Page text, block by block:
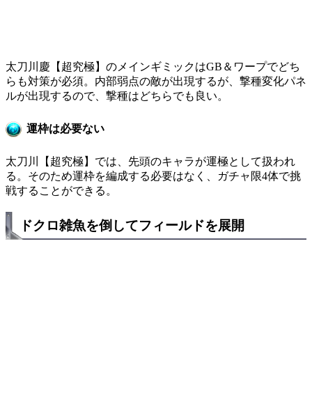
太刀川慶【超究極】のメインギミックはGB＆ワープでどち
らも対策が必須。内部弱点の敵が出現するが、撃種変化パネ
ルが出現するので、撃種はどちらでも良い。
運枠は必要ない
太刀川【超究極】では、先頭のキャラが運極として扱われ
る。そのため運枠を編成する必要はなく、ガチャ限4体で挑
戦することができる。
ドクロ雑魚を倒してフィールドを展開